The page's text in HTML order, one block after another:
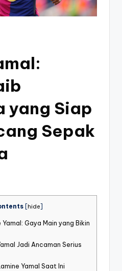
yang Siap
Sepak
hide
Gaya Main yang Bikin
Jadi Ancaman Serius
Yamal Saat Ini